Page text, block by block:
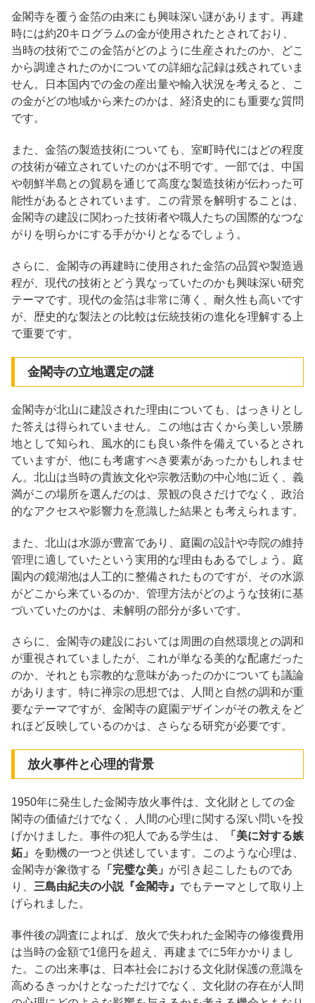
金閣寺を覆う金箔の由来にも興味深い謎があります。再建
時には約20キログラムの金が使用されたとされており、
当時の技術でこの金箔がどのように生産されたのか、どこ
から調達されたのかについての詳細な記録は残されていま
せん。日本国内での金の産出量や輸入状況を考えると、こ
の金がどの地域から来たのかは、経済史的にも重要な質問
です。
また、金箔の製造技術についても、室町時代にはどの程度
の技術が確立されていたのかは不明です。一部では、中国
や朝鮮半島との貿易を通じて高度な製造技術が伝わった可
能性があるとされています。この背景を解明することは、
金閣寺の建設に関わった技術者や職人たちの国際的なつな
がりを明らかにする手がかりとなるでしょう。
さらに、金閣寺の再建時に使用された金箔の品質や製造過
程が、現代の技術とどう異なっていたのかも興味深い研究
テーマです。現代の金箔は非常に薄く、耐久性も高いです
が、歴史的な製法との比較は伝統技術の進化を理解する上
で重要です。
金閣寺の立地選定の謎
金閣寺が北山に建設された理由についても、はっきりとし
た答えは得られていません。この地は古くから美しい景勝
地として知られ、風水的にも良い条件を備えているとされ
ていますが、他にも考慮すべき要素があったかもしれませ
ん。北山は当時の貴族文化や宗教活動の中心地に近く、義
満がこの場所を選んだのは、景観の良さだけでなく、政治
的なアクセスや影響力を意識した結果とも考えられます。
また、北山は水源が豊富であり、庭園の設計や寺院の維持
管理に適していたという実用的な理由もあるでしょう。庭
園内の鏡湖池は人工的に整備されたものですが、その水源
がどこから来ているのか、管理方法がどのような技術に基
づいていたのかは、未解明の部分が多いです。
さらに、金閣寺の建設においては周囲の自然環境との調和
が重視されていましたが、これが単なる美的な配慮だった
のか、それとも宗教的な意味があったのかについても議論
があります。特に禅宗の思想では、人間と自然の調和が重
要なテーマですが、金閣寺の庭園デザインがその教えをど
れほど反映しているのかは、さらなる研究が必要です。
放火事件と心理的背景
1950年に発生した金閣寺放火事件は、文化財としての金
閣寺の価値だけでなく、人間の心理に関する深い問いを投
げかけました。事件の犯人である学生は、
「美に対する嫉
妬」
を動機の一つと供述しています。このような心理は、
金閣寺が象徴する
「完璧な美」 が引き起こしたものであ
り、 三島由紀夫の小説『金閣寺』 でもテーマとして取り上
げられました。
事件後の調査によれば、放火で失われた金閣寺の修復費用
は当時の金額で1億円を超え、再建までに5年かかりまし
た。この出来事は、日本社会における文化財保護の意識を
高めるきっかけとなっただけでなく、文化財の存在が人間